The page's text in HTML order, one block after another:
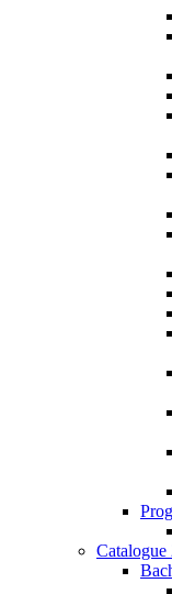
Catalogue